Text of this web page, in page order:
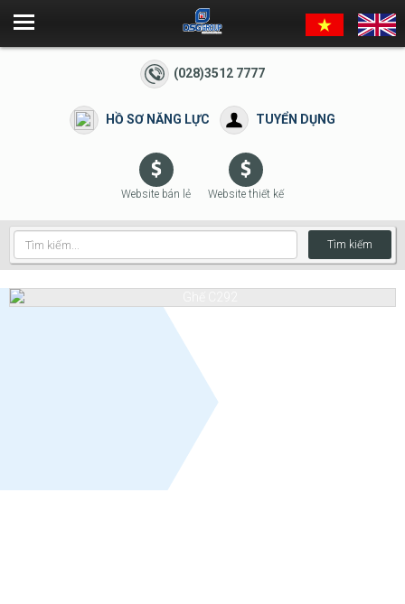
(028)3512 7777
HỒ SƠ NĂNG LỰC TUYỂN DỤNG
Website bán lẻ Website thiết kế
Tìm kiếm